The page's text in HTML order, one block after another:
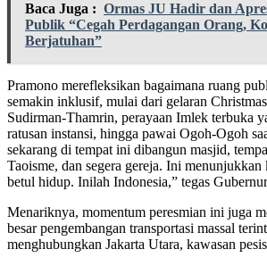
Baca Juga : Ormas JU Hadir dan
Publik “Cegah Perdagangan Orang,
Berjatuhan”
Pramono merefleksikan bagaimana ruang
semakin inklusif, mulai dari gelaran
Sudirman-Thamrin, perayaan Imlek terbuka
ratusan instansi, hingga pawai Ogoh-Ogoh
sekarang di tempat ini dibangun masjid,
Taoisme, dan segera gereja. Ini menunjukkan
betul hidup. Inilah Indonesia,” tegas
Menariknya, momentum peresmian ini juga
besar pengembangan transportasi massal
menghubungkan Jakarta Utara, kawasan